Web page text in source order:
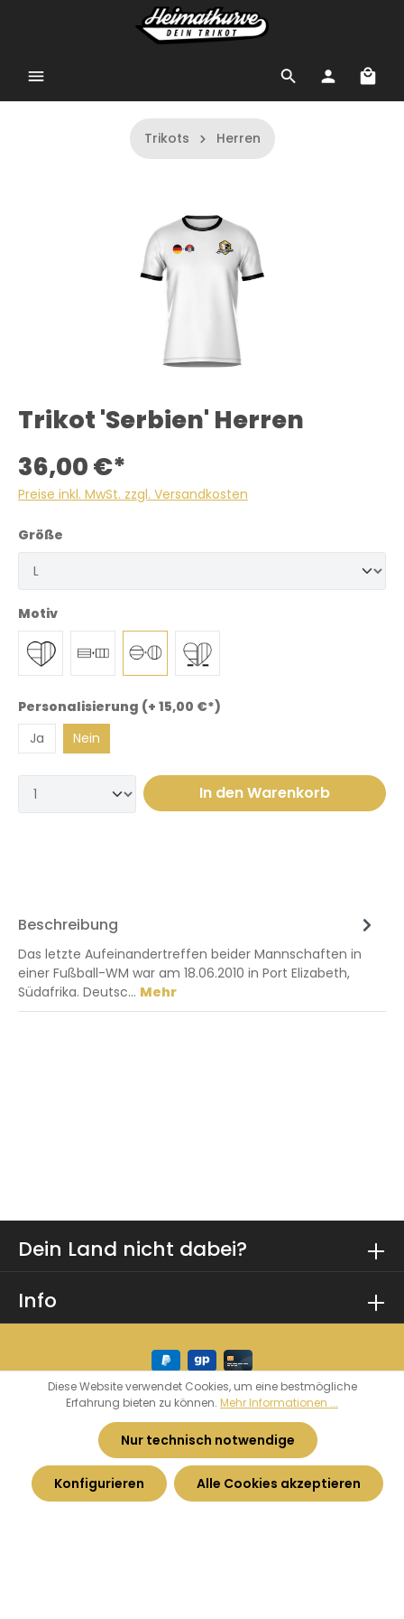
Trikots Herren
Trikot 'Serbien' Herren
36,00 €*
Preise inkl. MwSt. zzgl. Versandkosten
Größe
Motiv
Personalisierung (+ 15,00 €*)
Ja
Nein
In den Warenkorb
Beschreibung
Das letzte Aufeinandertreffen beider Mannschaften in
einer Fußball-WM war am 18.06.2010 in Port Elizabeth,
Südafrika. Deutsc… Mehr
Dein Land nicht dabei?
Info
© 2026 Heimatkurve - byHaarhoff GmbH
* Alle Preise inkl. gesetzl. Mehrwertsteuer zzgl.
Versandkostenund ggf. Nachnahmegebühren,
wenn nicht anders angegeben.
Diese Website verwendet Cookies, um eine bestmögliche
Erfahrung bieten zu können. Mehr Informationen ...
Nur technisch notwendige
Konfigurieren Alle Cookies akzeptieren